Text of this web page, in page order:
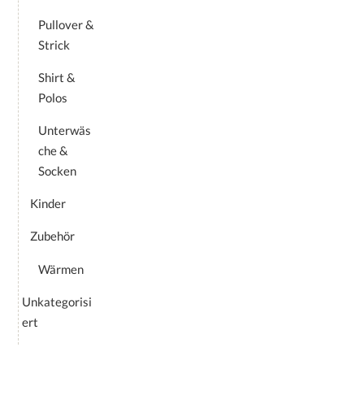
Pullover &
Strick
Shirt &
Polos
Unterwäs
che &
Socken
Kinder
Zubehör
Wärmen
Unkategorisi
ert